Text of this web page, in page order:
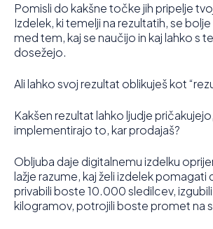
Pomisli do kakšne točke jih pripelje
Izdelek, ki temelji na rezultatih, se
med tem, kaj se naučijo in kaj lahko s
dosežejo.
Ali lahko svoj rezultat oblikuješ kot
Kakšen rezultat lahko ljudje
implementirajo to, kar prodajaš?
Obljuba daje digitalnemu izdelku
lažje razume, kaj želi izdelek pomagati
privabili boste 10.000 sledilcev,
kilogramov, potrojili boste promet na